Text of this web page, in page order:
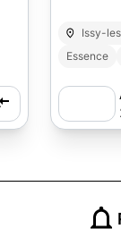
Issy-
Essence